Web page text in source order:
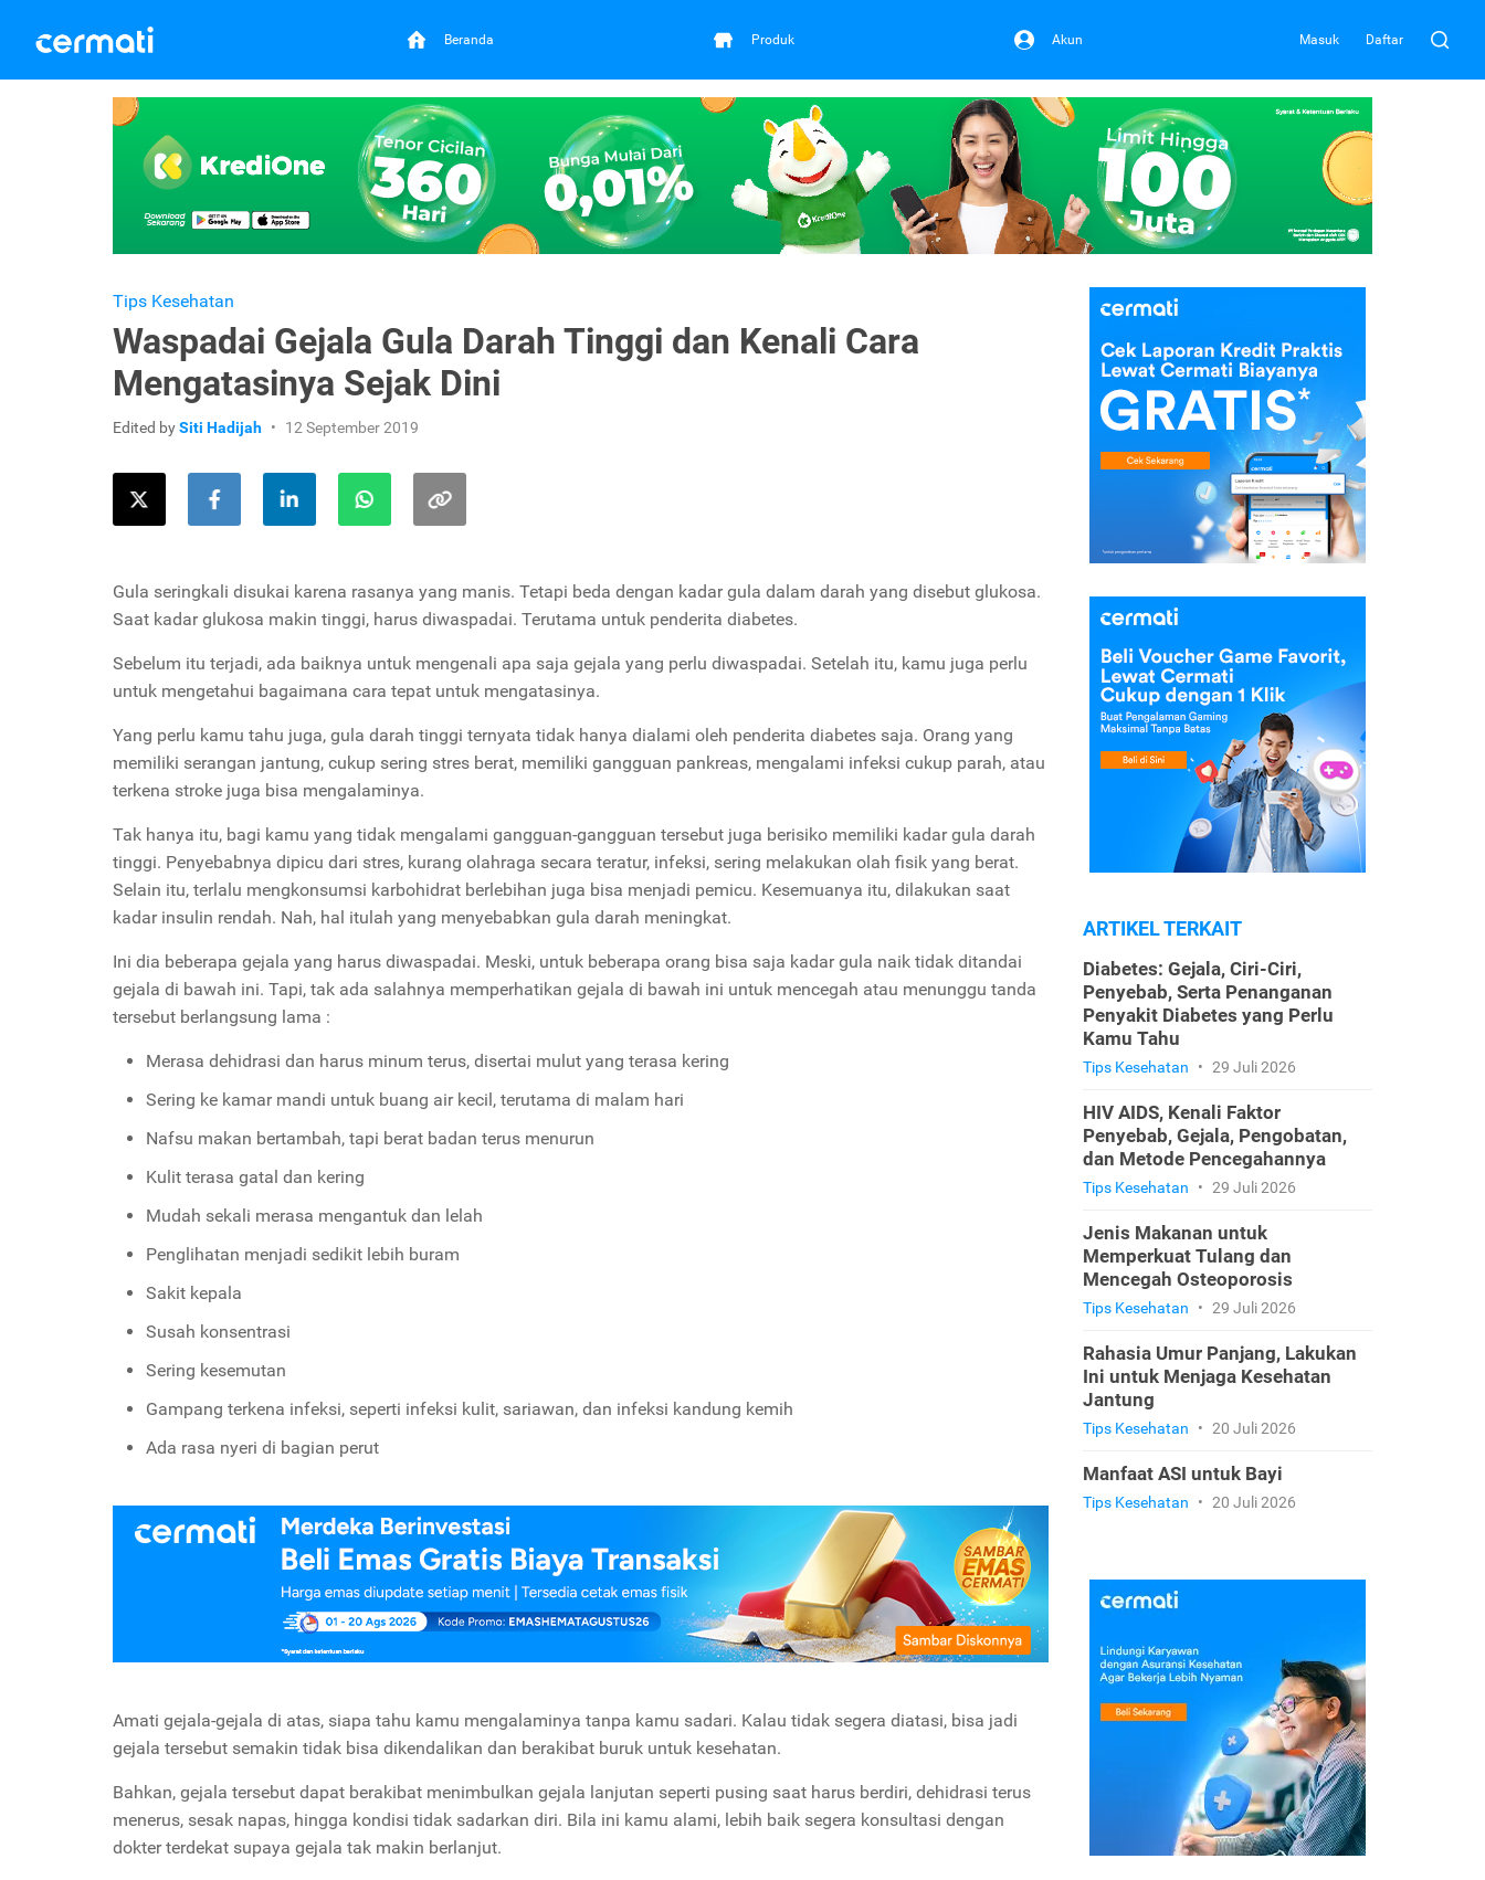
Beranda Produk Akun Masuk Daftar
Tips Kesehatan
Waspadai Gejala Gula Darah Tinggi dan Kenali Cara
Mengatasinya Sejak Dini
Edited bySiti Hadijah 12 September 2019
Gula seringkali disukai karena rasanya yang manis. Tetapi beda dengan kadar gula dalam darah yang disebut glukosa.
Saat kadar glukosa makin tinggi, harus diwaspadai. Terutama untuk penderita diabetes.
Sebelum itu terjadi, ada baiknya untuk mengenali apa saja gejala yang perlu diwaspadai. Setelah itu, kamu juga perlu
untuk mengetahui bagaimana cara tepat untuk mengatasinya.
Yang perlu kamu tahu juga, gula darah tinggi ternyata tidak hanya dialami oleh penderita diabetes saja. Orang yang
memiliki serangan jantung, cukup sering stres berat, memiliki gangguan pankreas, mengalami infeksi cukup parah, atau
terkena stroke juga bisa mengalaminya.
Tak hanya itu, bagi kamu yang tidak mengalami gangguan-gangguan tersebut juga berisiko memiliki kadar gula darah
tinggi. Penyebabnya dipicu dari stres, kurang olahraga secara teratur, infeksi, sering melakukan olah fisik yang berat.
Selain itu, terlalu mengkonsumsi karbohidrat berlebihan juga bisa menjadi pemicu. Kesemuanya itu, dilakukan saat
kadar insulin rendah. Nah, hal itulah yang menyebabkan gula darah meningkat.
Ini dia beberapa gejala yang harus diwaspadai. Meski, untuk beberapa orang bisa saja kadar gula naik tidak ditandai
gejala di bawah ini. Tapi, tak ada salahnya memperhatikan gejala di bawah ini untuk mencegah atau menunggu tanda
tersebut berlangsung lama :
Merasa dehidrasi dan harus minum terus, disertai mulut yang terasa kering
Sering ke kamar mandi untuk buang air kecil, terutama di malam hari
Nafsu makan bertambah, tapi berat badan terus menurun
Kulit terasa gatal dan kering
Mudah sekali merasa mengantuk dan lelah
Penglihatan menjadi sedikit lebih buram
Sakit kepala
Susah konsentrasi
Sering kesemutan
Gampang terkena infeksi, seperti infeksi kulit, sariawan, dan infeksi kandung kemih
Ada rasa nyeri di bagian perut
Amati gejala-gejala di atas, siapa tahu kamu mengalaminya tanpa kamu sadari. Kalau tidak segera diatasi, bisa jadi
gejala tersebut semakin tidak bisa dikendalikan dan berakibat buruk untuk kesehatan.
Bahkan, gejala tersebut dapat berakibat menimbulkan gejala lanjutan seperti pusing saat harus berdiri, dehidrasi terus
menerus, sesak napas, hingga kondisi tidak sadarkan diri. Bila ini kamu alami, lebih baik segera konsultasi dengan
dokter terdekat supaya gejala tak makin berlanjut.
ARTIKEL TERKAIT
Diabetes: Gejala, Ciri-Ciri,
Penyebab, Serta Penanganan
Penyakit Diabetes yang Perlu
Kamu Tahu
Tips Kesehatan • 29 Juli 2026
HIV AIDS, Kenali Faktor
Penyebab, Gejala, Pengobatan,
dan Metode Pencegahannya
Tips Kesehatan • 29 Juli 2026
Jenis Makanan untuk
Memperkuat Tulang dan
Mencegah Osteoporosis
Tips Kesehatan • 29 Juli 2026
Rahasia Umur Panjang, Lakukan
Ini untuk Menjaga Kesehatan
Jantung
Tips Kesehatan • 20 Juli 2026
Manfaat ASI untuk Bayi
Tips Kesehatan • 20 Juli 2026